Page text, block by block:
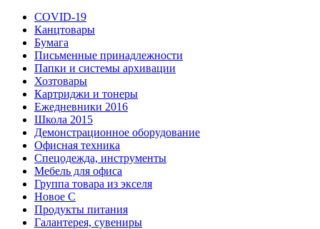
COVID-19
Канцтовары
Бумага
Письменные принадлежности
Папки и системы архивации
Хозтовары
Картриджи и тонеры
Ежедневники 2016
Школа 2015
Демонстрационное оборудование
Офисная техника
Спецодежда, инструменты
Мебель для офиса
Группа товара из экселя
Новое С
Продукты питания
Галантерея, сувениры